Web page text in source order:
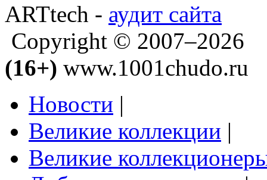
ARTtech - аудит сайта
Copyright © 2007–2026
(16+) www.1001chudo.ru
Новости |
Великие коллекции |
Великие